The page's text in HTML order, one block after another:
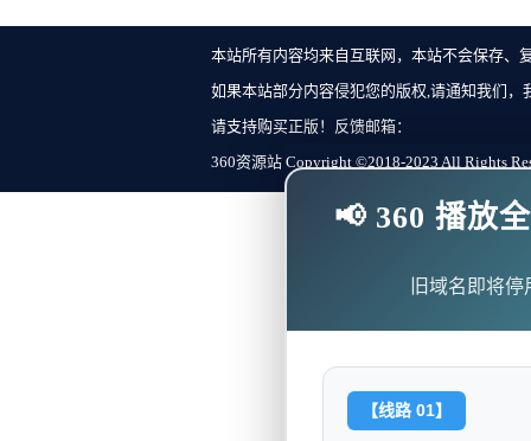
本站所有内容均来自互联网，本站不会保存、
如果本站部分内容侵犯您的版权,请通知我们
请支持购买正版！反馈邮箱：
360资源站 Copyright ©2018-2023 All Rights
📢 360 播放
旧域名即将
【线路 01】